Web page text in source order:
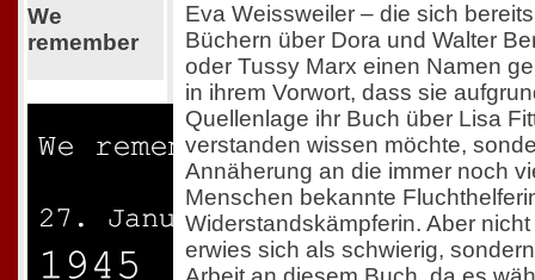
We
remember
Eva Weissweiler – die sich
Büchern über Dora und Walter
oder Tussy Marx einen Namen
in ihrem Vorwort, dass sie
Quellenlage ihr Buch über Lisa
verstanden wissen möchte,
Annäherung an die immer noch
Menschen bekannte
Widerstandskämpferin. Aber
erwies sich als schwierig,